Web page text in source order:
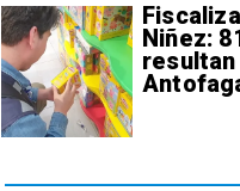
Niñez: